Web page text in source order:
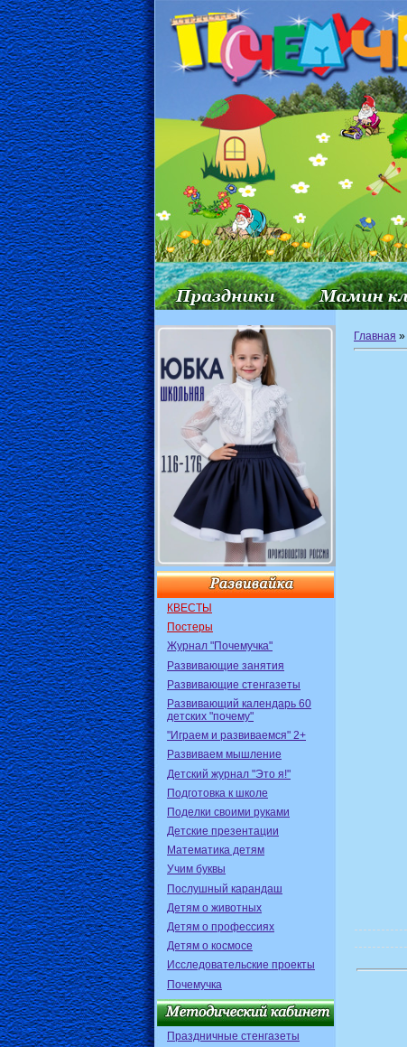
КВЕСТЫ
Постеры
Журнал "Почемучка"
Развивающие занятия
Развивающие стенгазеты
Развивающий календарь 60
детских "почему"
"Играем и развиваемся" 2+
Развиваем мышление
Детский журнал "Это я!"
Подготовка к школе
Поделки своими руками
Детские презентации
Математика детям
Учим буквы
Послушный карандаш
Детям о животных
Детям о профессиях
Детям о космосе
Исследовательские проекты
Почемучка
Праздничные стенгазеты
Главная »